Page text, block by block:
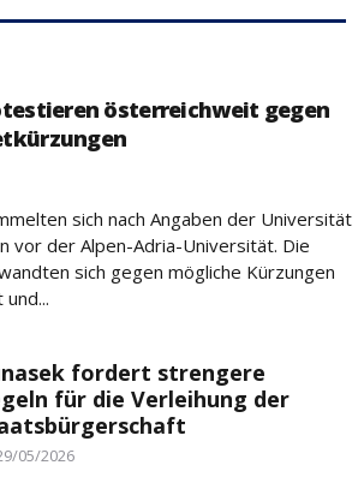
österreichweit gegen
sich nach Angaben der Universität
vor der Alpen-Adria-Universität. Die
sich gegen mögliche Kürzungen
fordert strengere
für die Verleihung der
05/2026